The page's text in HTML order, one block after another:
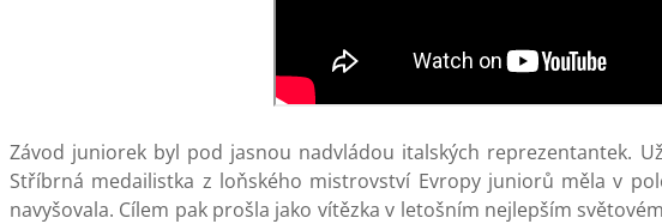
Závod juniorek byl pod jasnou nadvládou italských reprezentantek.
Stříbrná medailistka z loňského mistrovství Evropy juniorů měla v
navyšovala. Cílem pak prošla jako vítězka v letošním nejlepším